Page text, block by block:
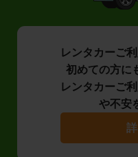
レンタカーご
初めての方に
レンタカーご
や不安